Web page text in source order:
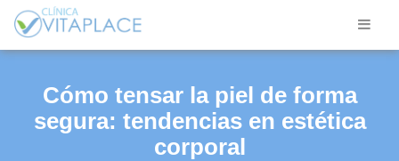
Cómo tensar la piel de forma
segura: tendencias en estética
corporal